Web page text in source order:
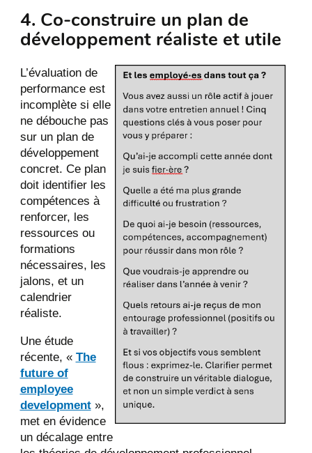
4. Co-construire un plan de
développement réaliste et utile
L’évaluation de
performance est
incomplète si elle
ne débouche pas
sur un plan de
développement
concret. Ce plan
doit identifier les
compétences à
renforcer, les
ressources ou
formations
nécessaires, les
jalons, et un
calendrier
réaliste.
Une étude
récente, « The
future of
employee
development»,
met en évidence
un décalage entre